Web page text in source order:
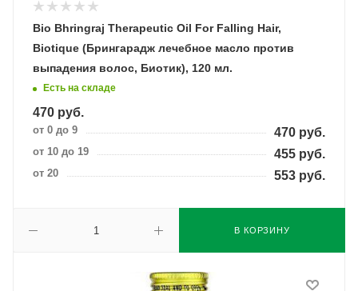
Bio Bhringraj Therapeutic Oil For Falling Hair,
Biotique (Брингарадж лечебное масло против
выпадения волос, Биотик), 120 мл.
Есть на складе
470 руб.
от 0 до 9 470 руб.
от 10 до 19 455 руб.
от 20 553 руб.
В КОРЗИНУ